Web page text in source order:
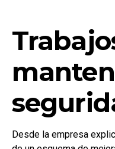
Desde la empresa